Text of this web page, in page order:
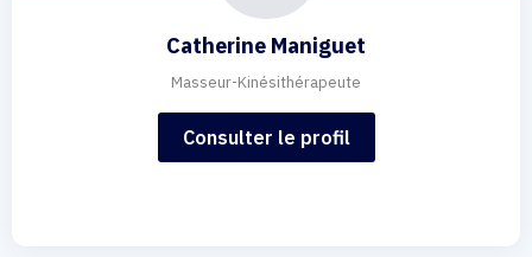
Catherine Maniguet
Masseur-Kinésithérapeute
Consulter le profil